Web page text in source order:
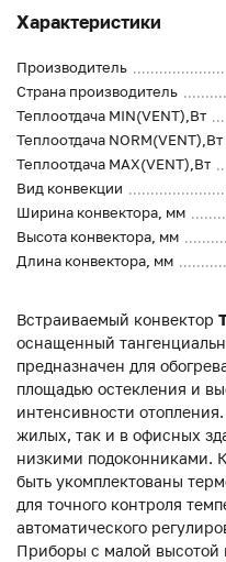
Характеристики
Производитель
Страна производитель
Теплоотдача MIN(VENT),Вт
Теплоотдача NORM(VENT),Вт
Теплоотдача MAX(VENT),Вт
Вид конвекции
Ширина конвектора, мм
Высота конвектора, мм
Длина конвектора, мм
Встраиваемый конвектор
оснащенный
предназначен для
площадью остекления и
интенсивности
жилых, так и в офисных
низкими подоконниками.
быть укомплектованы
для точного контроля
автоматического
Приборы с малой высотой